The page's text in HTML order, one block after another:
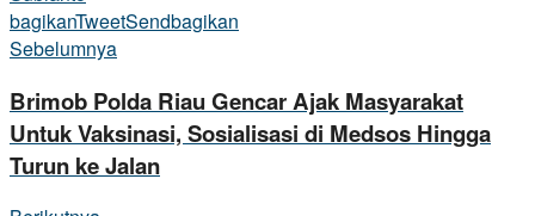
bagikanTweetSendbagikan
Sebelumnya
Brimob Polda Riau Gencar Ajak Masyarakat
Untuk Vaksinasi, Sosialisasi di Medsos Hingga
Turun ke Jalan